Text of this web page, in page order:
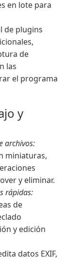
en lote para
de plugins
de
las
el programa
y
archivos:
miniaturas,
y eliminar.
rápidas:
de
y edición
datos EXIF,